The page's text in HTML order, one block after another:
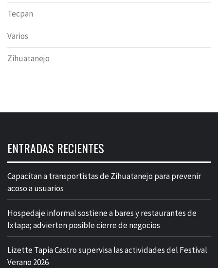
Tecpan
Varios
Zihuatanejo
ENTRADAS RECIENTES
Capacitan a transportistas de Zihuatanejo para prevenir
acoso a usuarios
Hospedaje informal sostiene a bares y restaurantes de
Ixtapa; advierten posible cierre de negocios
Lizette Tapia Castro supervisa las actividades del Festival
Verano 2026